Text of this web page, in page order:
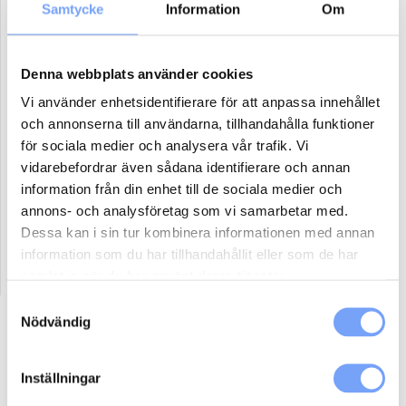
Samtycke Information Om
Denna webbplats använder cookies
Vi använder enhetsidentifierare för att anpassa innehållet
och annonserna till användarna, tillhandahålla funktioner
för sociala medier och analysera vår trafik. Vi
vidarebefordrar även sådana identifierare och annan
information från din enhet till de sociala medier och
annons- och analysföretag som vi samarbetar med.
Dessa kan i sin tur kombinera informationen med annan
information som du har tillhandahållit eller som de har
Nödvändig
Inställningar
Reklammaterial:
Jag har eller ordnar eget reklammaterial för denna produkt.
Jag har ej material och vill att lumoad kontaktar mig för hjälp.
Antal paket (se ovan)
Boka
Så här går det till: